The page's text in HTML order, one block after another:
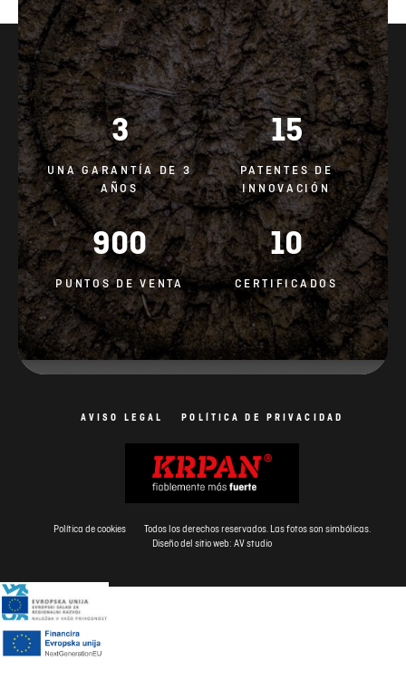
3
UNA GARANTÍA DE 3
AÑOS
15
PATENTES DE
INNOVACIÓN
900
PUNTOS DE VENTA
10
CERTIFICADOS
AVISO LEGAL POLÍTICA DE PRIVACIDAD
Política de cookies
Todos los derechos reservados. Las fotos son simbólicas.
Diseño del sitio web: AV studio